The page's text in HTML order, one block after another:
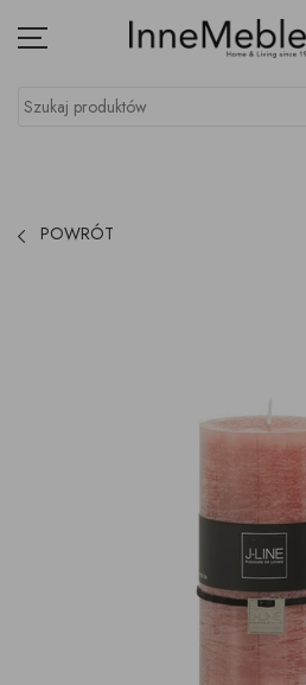
Menu
Szukaj produktów
POWRÓT